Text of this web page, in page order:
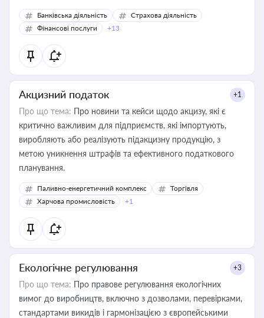
Банківська діяльність
Страхова діяльність
Фінансові послуги
+13
Акцизний податок +1
Про що тема: Про новини та кейси щодо акцизу, які є
критично важливим для підприємств, які імпортують,
виробляють або реалізують підакцизну продукцію, з
метою уникнення штрафів та ефективного податкового
планування.
Паливно-енергетичний комплекс
Торгівля
Харчова промисловість
+1
Екологічне регулювання +3
Про що тема: Про правове регулювання екологічних
вимог до виробництв, включно з дозволами, перевірками,
стандартами викидів і гармонізацією з європейськими